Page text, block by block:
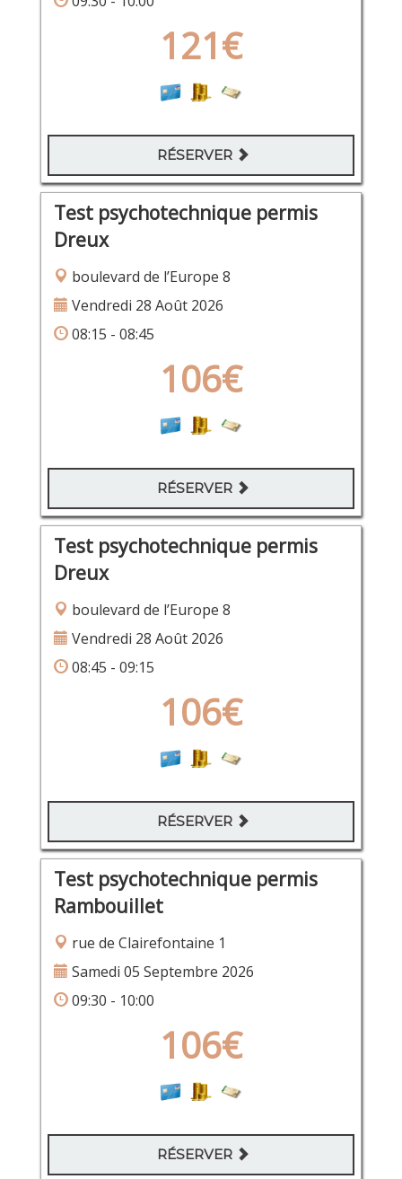
121€
RÉSERVER
Test psychotechnique permis
Dreux
boulevard de l’Europe 8
Vendredi 28 Août 2026
08:15 - 08:45
106€
RÉSERVER
Test psychotechnique permis
Dreux
boulevard de l’Europe 8
Vendredi 28 Août 2026
08:45 - 09:15
106€
RÉSERVER
Test psychotechnique permis
Rambouillet
rue de Clairefontaine 1
Samedi 05 Septembre 2026
09:30 - 10:00
106€
RÉSERVER